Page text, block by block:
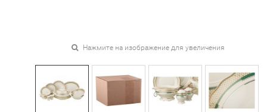
Нажмите на изображение для увеличения